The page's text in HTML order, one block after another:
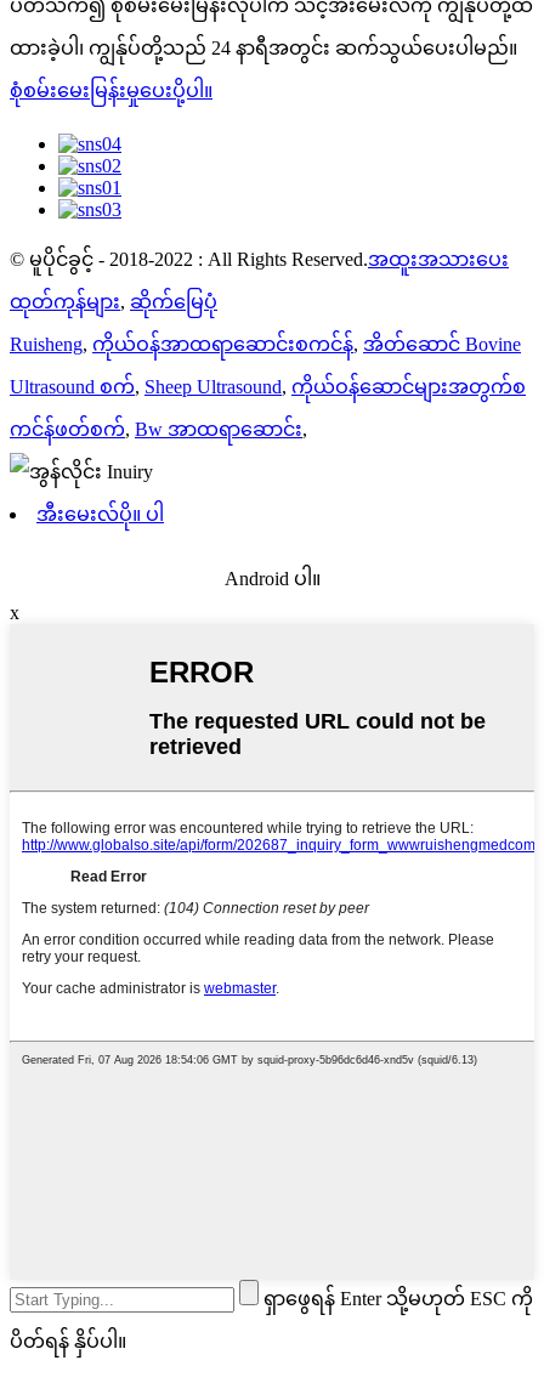
ပတ်သက်၍ စုံစမ်းမေးမြန်းလိုပါက သင့်အီးမေးလ်ကို ကျွန်ုပ်တို့ထံ
ထားခဲ့ပါ၊ ကျွန်ုပ်တို့သည် 24 နာရီအတွင်း ဆက်သွယ်ပေးပါမည်။
စုံစမ်းမေးမြန်းမှုပေးပို့ပါ။
© မူပိုင်ခွင့် - 2018-2022 : All Rights Reserved.အထူးအသားပေး
ထုတ်ကုန်များ, ဆိုက်မြေပုံ
Ruisheng, ကိုယ်ဝန်အာထရာဆောင်းစကင်န်, အိတ်ဆောင် Bovine
Ultrasound စက်, Sheep Ultrasound, ကိုယ်ဝန်ဆောင်များအတွက်စ
ကင်န်ဖတ်စက်, Bw အာထရာဆောင်း,
အီးမေးလ်ပို။ ပါ
Android ပါ။
x
ရှာဖွေရန် Enter သို့မဟုတ် ESC ကို
ပိတ်ရန် နှိပ်ပါ။